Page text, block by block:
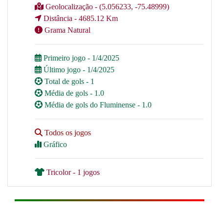
Geolocalização - (5.056233, -75.48999)
Distância - 4685.12 Km
Grama Natural
Primeiro jogo - 1/4/2025
Último jogo - 1/4/2025
Total de gols - 1
Média de gols - 1.0
Média de gols do Fluminense - 1.0
Todos os jogos
Gráfico
Tricolor - 1 jogos